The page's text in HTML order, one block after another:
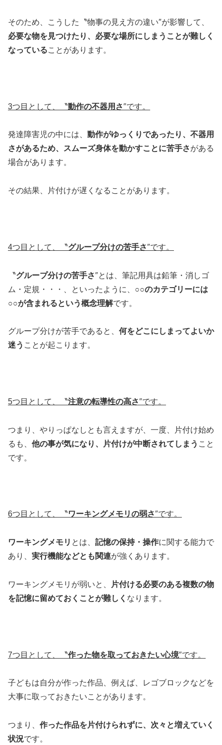
そのため、こうした〝物事の見え方の違い″が影響して、
必要な物を見つけたり、必要な場所にしまうことが難しく
なっていることがあります。
3つ目として、〝動作の不器用さ″です。
発達障害児の中には、 動作がゆっくりであったり、不器用
さがあるため、スムーズ身体を動かすことに苦手さがある
場合があります。
その結果、片付けが遅くなることがあります。
4つ目として、〝グループ分けの苦手さ″です。
〝グループ分けの苦手さ″とは、筆記用具は鉛筆・消しゴ
ム・定規・・・、といったように、 ○○のカテゴリーには
○○が含まれるという概念理解です。
グループ分けが苦手であると、 何をどこにしまってよいか
迷う ことが起こります。
5つ目として、〝注意の転導性の高さ″です。
つまり、やりっぱなしとも言えますが、一度、片付け始め
るも、 他の事が気になり、片付けが中断されてしまう こと
です。
6つ目として、〝ワーキングメモリの弱さ″です。
ワーキングメモリ とは、 記憶の保持・操作に関する能力で
あり、 実行機能などとも関連が強くあります。
ワーキングメモリが弱いと、
片付ける必要のある複数の物
を記憶に留めておくことが難しく なります。
7つ目として、〝作った物を取っておきたい心境″です。
子どもは自分が作った作品、例えば、レゴブロックなどを
大事に取っておきたいことがあります。
つまり、 作った作品を片付けられずに、次々と増えていく
状況です。